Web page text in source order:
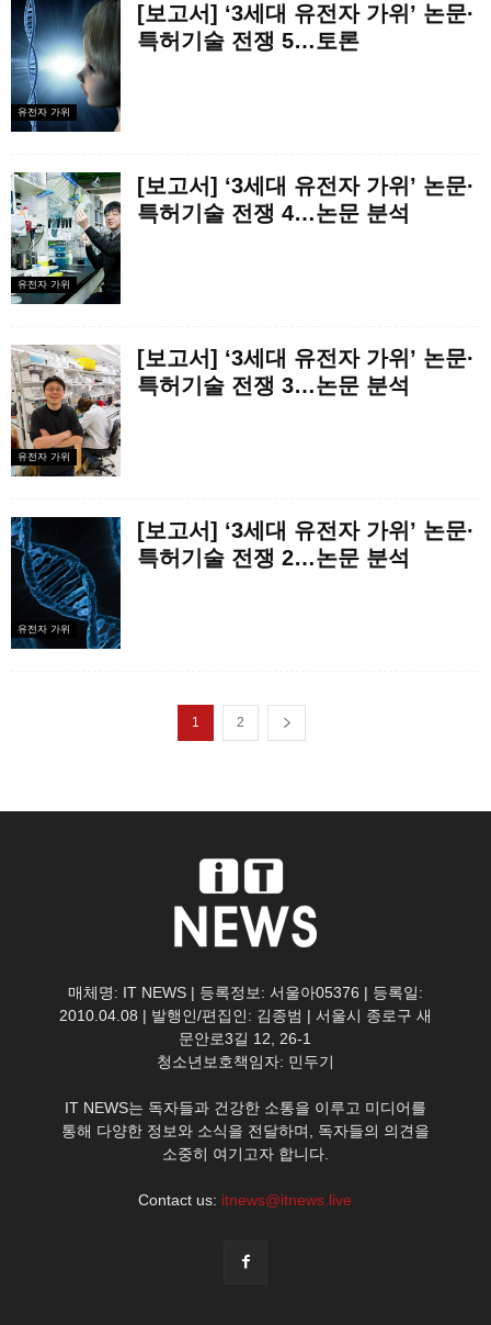
유전자 가위
[보고서] ‘3세대 유전자 가위’ 논문·
특허기술 전쟁 5…토론
유전자 가위
[보고서] ‘3세대 유전자 가위’ 논문·
특허기술 전쟁 4…논문 분석
유전자 가위
[보고서] ‘3세대 유전자 가위’ 논문·
특허기술 전쟁 3…논문 분석
유전자 가위
[보고서] ‘3세대 유전자 가위’ 논문·
특허기술 전쟁 2…논문 분석
1 2
매체명: IT NEWS | 등록정보: 서울아05376 | 등록일:
2010.04.08 | 발행인/편집인: 김종범 | 서울시 종로구 새
문안로3길 12, 26-1
청소년보호책임자: 민두기
IT NEWS는 독자들과 건강한 소통을 이루고 미디어를
통해 다양한 정보와 소식을 전달하며, 독자들의 의견을
소중히 여기고자 합니다.
Contact us: itnews@itnews.live